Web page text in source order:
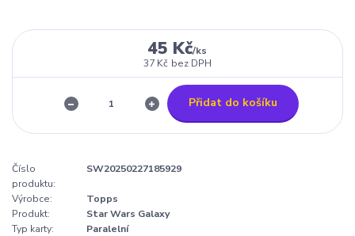
45 Kč/ks
37 Kč bez DPH
Přidat do košíku
Číslo
produktu:
SW20250227185929
Výrobce:
Topps
Produkt:
Star Wars Galaxy
Typ karty:
Paralelní